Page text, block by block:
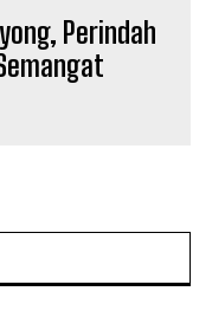
Perindah